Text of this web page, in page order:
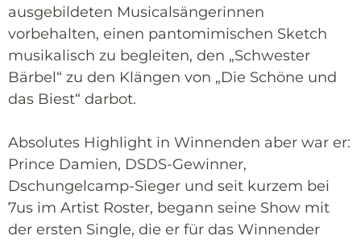
ausgebildeten Musicalsängerinnen
vorbehalten, einen pantomimischen Sketch
musikalisch zu begleiten, den „Schwester
Bärbel“ zu den Klängen von „Die Schöne und
das Biest“ darbot.
Absolutes Highlight in Winnenden aber war er:
Prince Damien, DSDS-Gewinner,
Dschungelcamp-Sieger und seit kurzem bei
7us im Artist Roster, begann seine Show mit
der ersten Single, die er für das Winnender